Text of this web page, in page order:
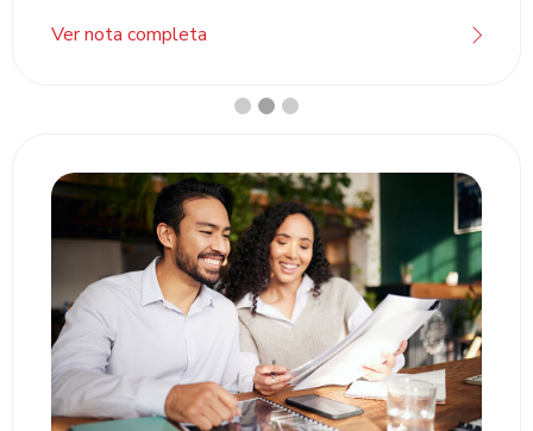
Ver nota completa